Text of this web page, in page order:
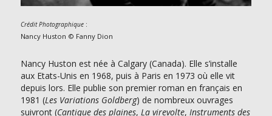
Crédit Photographique:
Nancy Huston © Fanny Dion
Nancy Huston est née à Calgary (Canada). Elle s’installe
aux Etats-Unis en 1968, puis à Paris en 1973 où elle vit
depuis lors. Elle publie son premier roman en français en
1981 (Les Variations Goldberg) de nombreux ouvrages
suivront (Cantique des plaines, La virevolte, Instruments des